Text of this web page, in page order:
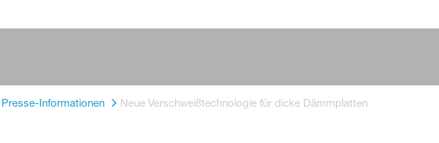
Presse-Informationen Neue Verschweißtechnologie für dicke Dämmplatten